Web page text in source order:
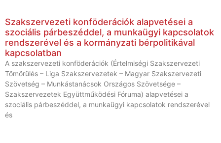
Szakszervezeti konföderációk alapvetései a
szociális párbeszéddel, a munkaügyi kapcsolatok
rendszerével és a kormányzati bérpolitikával
kapcsolatban
A szakszervezeti konföderációk (Értelmiségi Szakszervezeti
Tömörülés – Liga Szakszervezetek – Magyar Szakszervezeti
Szövetség – Munkástanácsok Országos Szövetsége –
Szakszervezetek Együttműködési Fóruma) alapvetései a
szociális párbeszéddel, a munkaügyi kapcsolatok rendszerével
és